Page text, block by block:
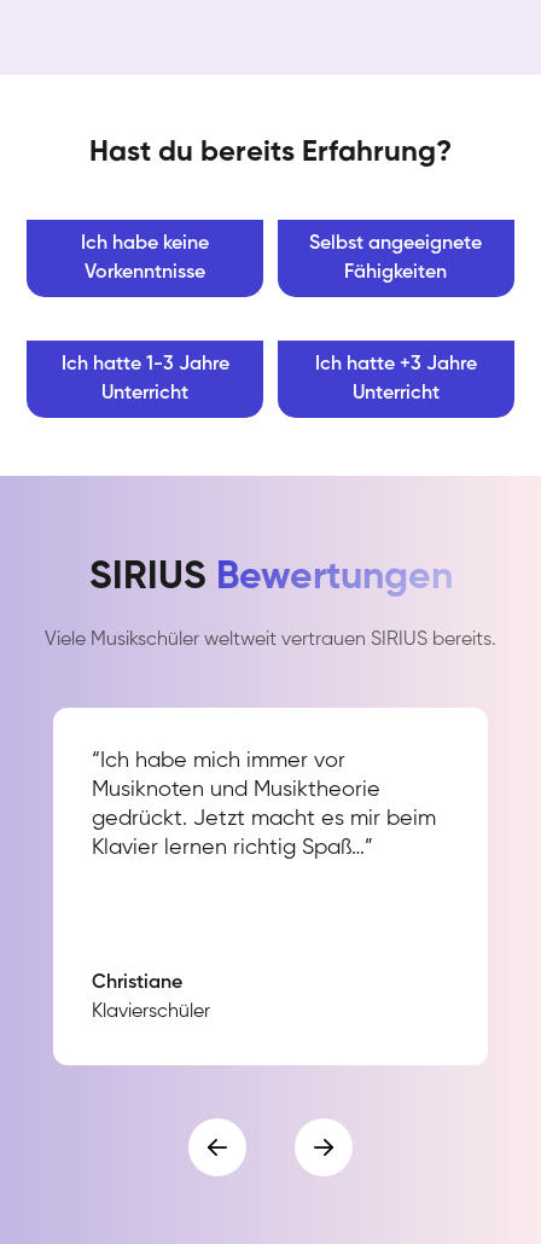
Hast du bereits Erfahrung?
Ich habe keine
Vorkenntnisse
Selbst angeeignete
Fähigkeiten
Ich hatte 1-3 Jahre
Unterricht
Ich hatte +3 Jahre
Unterricht
SIRIUS Bewertungen
Viele Musikschüler weltweit vertrauen SIRIUS bereits.
“Ich habe mich immer vor
Musiknoten und Musiktheorie
gedrückt. Jetzt macht es mir beim
Klavier lernen richtig Spaß…”
Christiane
Klavierschüler